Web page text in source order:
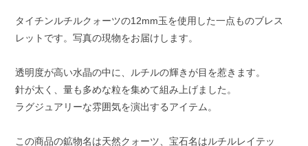
タイチンルチルクォーツの12mm玉を使用した一点ものブレス
レットです。写真の現物をお届けします。
透明度が高い水晶の中に、ルチルの輝きが目を惹きます。
針が太く、量も多めな粒を集めて組み上げました。
ラグジュアリーな雰囲気を演出するアイテム。
この商品の鉱物名は天然クォーツ、宝石名はルチルレイテッ